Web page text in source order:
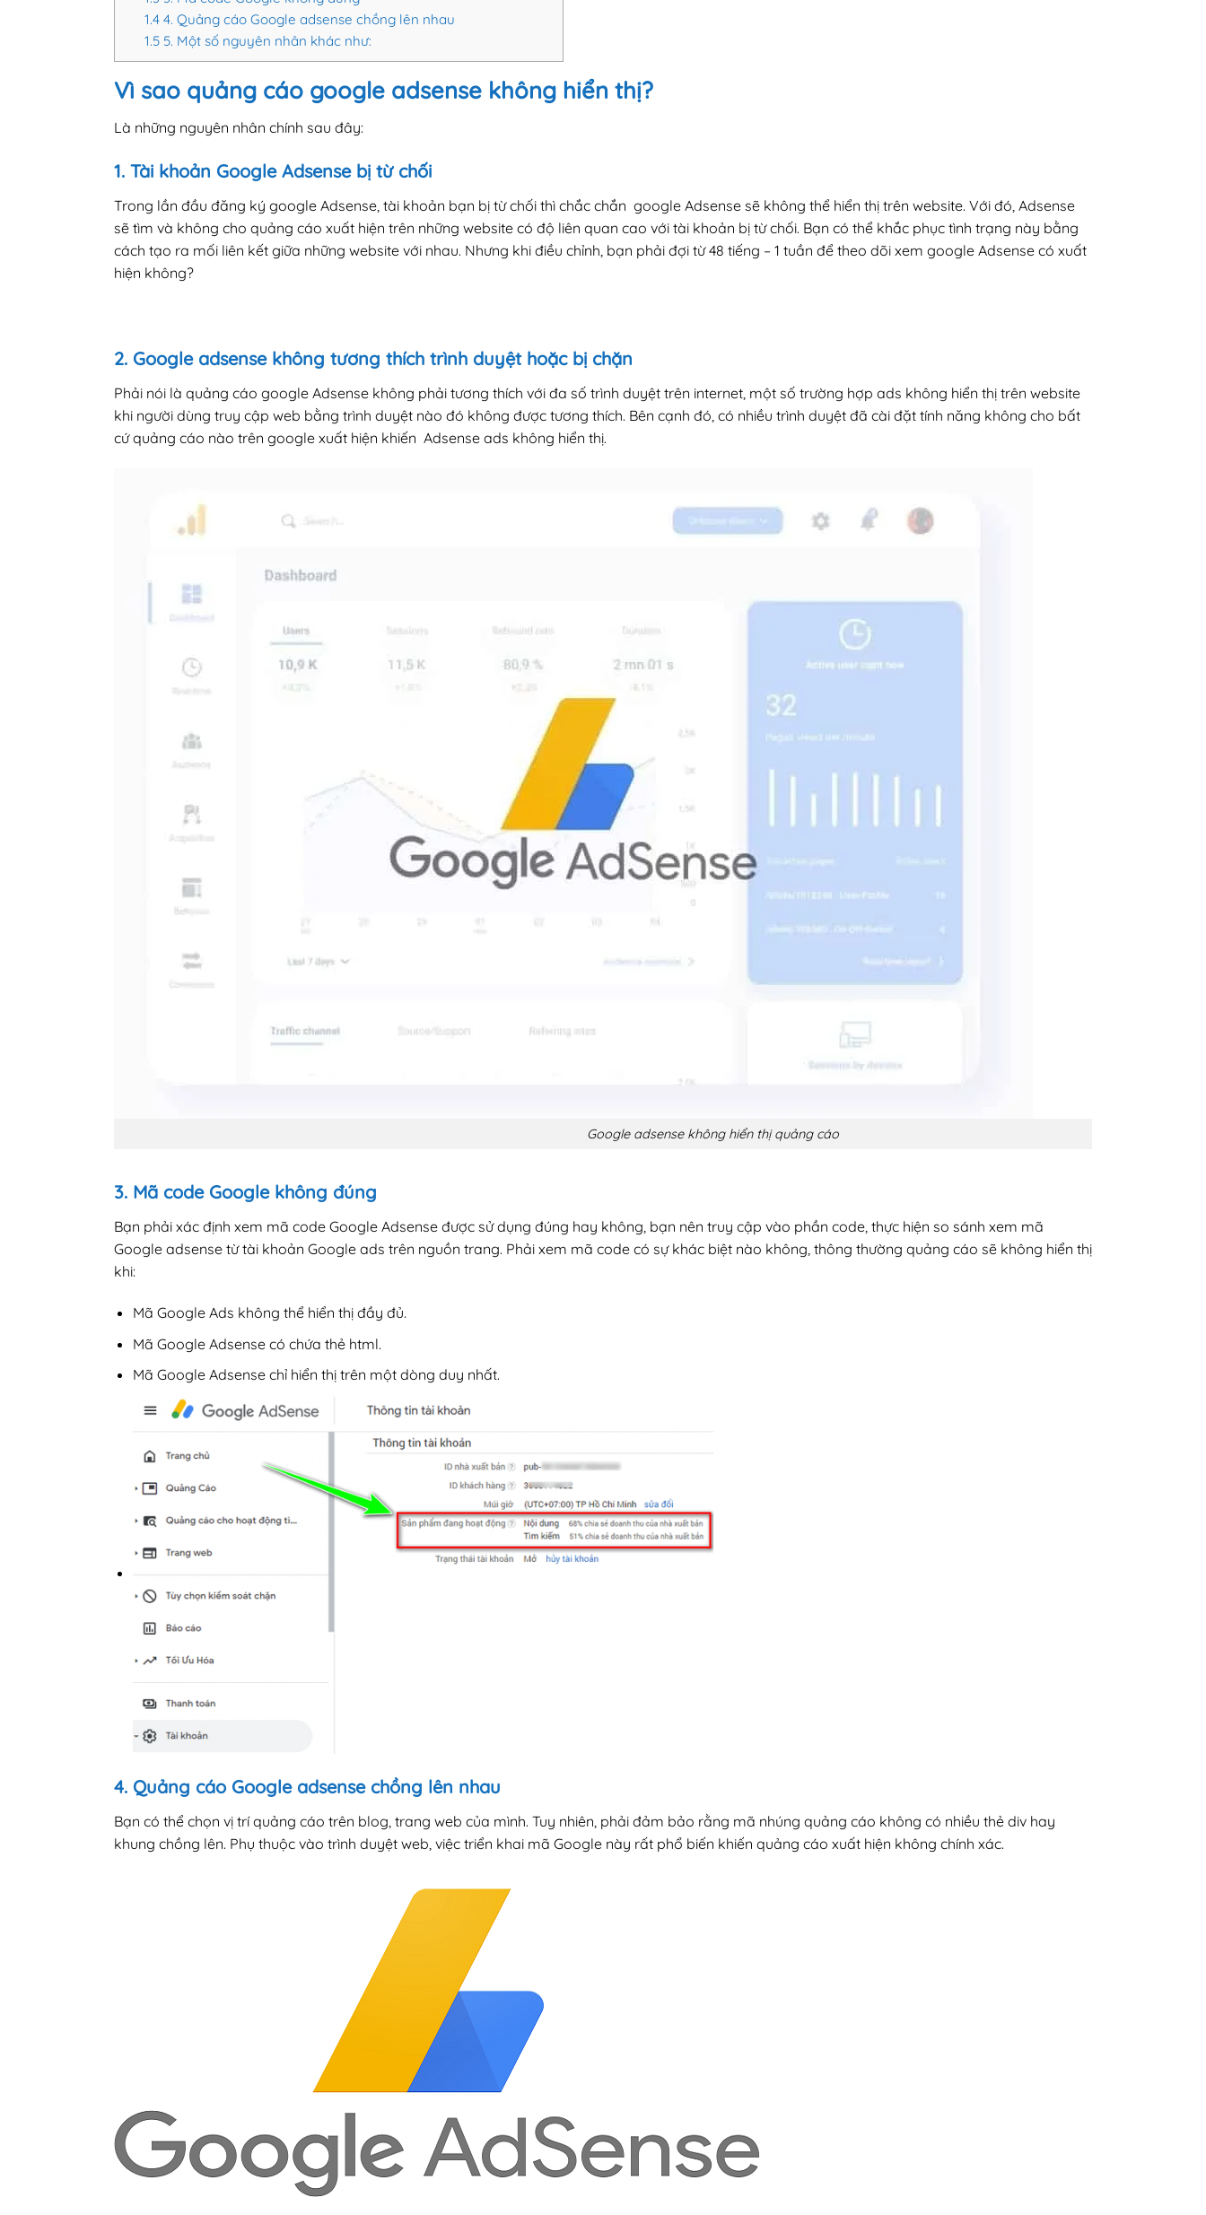
1.44. Quảng cáo Google adsense chồng lên nhau
1.55. Một số nguyên nhân khác như:
Vì sao quảng cáo google adsense không hiển thị?
Là những nguyên nhân chính sau đây:
1. Tài khoản Google Adsense bị từ chối
Trong lần đầu đăng ký google Adsense, tài khoản bạn bị từ chối thì chắc chắn google Adsense sẽ không thể hiển thị trên website. Với đó, Adsense
sẽ tìm và không cho quảng cáo xuất hiện trên những website có độ liên quan cao với tài khoản bị từ chối. Bạn có thể khắc phục tình trạng này bằng
cách tạo ra mối liên kết giữa những website với nhau. Nhưng khi điều chỉnh, bạn phải đợi từ 48 tiếng – 1 tuần để theo dõi xem google Adsense có xuất
hiện không?
2. Google adsense không tương thích trình duyệt hoặc bị chặn
Phải nói là quảng cáo google Adsense không phải tương thích với đa số trình duyệt trên internet, một số trường hợp ads không hiển thị trên website
khi người dùng truy cập web bằng trình duyệt nào đó không được tương thích. Bên cạnh đó, có nhiều trình duyệt đã cài đặt tính năng không cho bất
cứ quảng cáo nào trên google xuất hiện khiến Adsense ads không hiển thị.
Google adsense không hiển thị quảng cáo
3. Mã code Google không đúng
Bạn phải xác định xem mã code Google Adsense được sử dụng đúng hay không, bạn nên truy cập vào phần code, thực hiện so sánh xem mã
Google adsense từ tài khoản Google ads trên nguồn trang. Phải xem mã code có sự khác biệt nào không, thông thường quảng cáo sẽ không hiển thị
khi:
Mã Google Ads không thể hiển thị đầy đủ.
Mã Google Adsense có chứa thẻ html.
Mã Google Adsense chỉ hiển thị trên một dòng duy nhất.
4. Quảng cáo Google adsense chồng lên nhau
Bạn có thể chọn vị trí quảng cáo trên blog, trang web của mình. Tuy nhiên, phải đảm bảo rằng mã nhúng quảng cáo không có nhiều thẻ div hay
khung chồng lên. Phụ thuộc vào trình duyệt web, việc triển khai mã Google này rất phổ biến khiến quảng cáo xuất hiện không chính xác.